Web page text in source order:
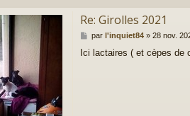
Re: Girolles 2021
M
s
par l'inquiet84» 28 nov.
Ici lactaires ( et cèpes de